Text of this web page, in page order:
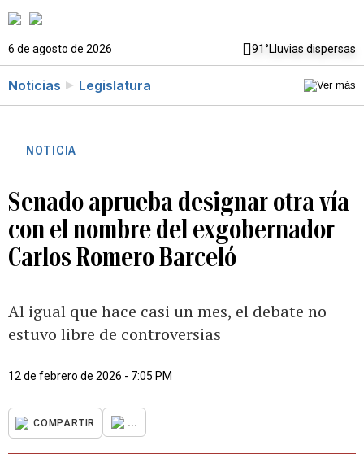
6 de agosto de 2026 91°Lluvias dispersas
Noticias Legislatura
NOTICIA
Senado aprueba designar otra vía
con el nombre del exgobernador
Carlos Romero Barceló
Al igual que hace casi un mes, el debate no
estuvo libre de controversias
12 de febrero de 2026 - 7:05 PM
COMPARTIR ...